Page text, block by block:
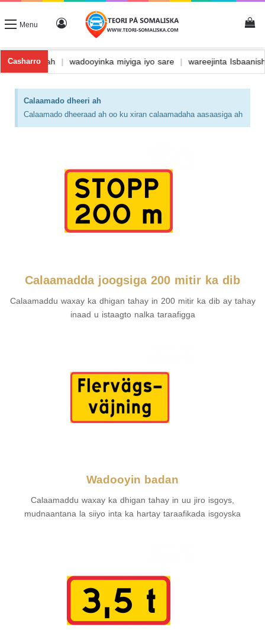
Menu
Casharrotunnelka wado hal dhinac ah | wadooyinka miyiga iyo
Calaamado dheeri ah
Calaamado dheeraad ah oo ku xiran calaamadaha aasaasiga ah
Calaamadda joogsiga 200 mitir ka dib
Calaamaddu waxay ka dhigan tahay in 200 mitir ka dib ay tahay
inaad u istaagto nalka taraafigga
Wadooyin badan
Calaamaddu waxay ka dhigan tahay in uu jiro isgoys,
mudnaantana la siiyo inta ka hartay taraafikada isgoyska